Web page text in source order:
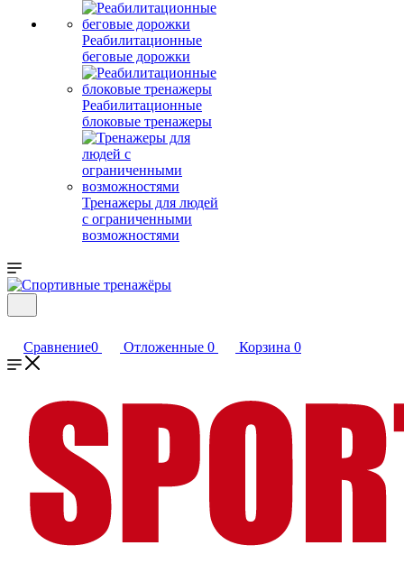
Реабилитационные
беговые дорожки
Реабилитационные
блоковые тренажеры
Тренажеры для людей
с ограниченными
возможностями
Сравнение0 Отложенные 0 Корзина 0